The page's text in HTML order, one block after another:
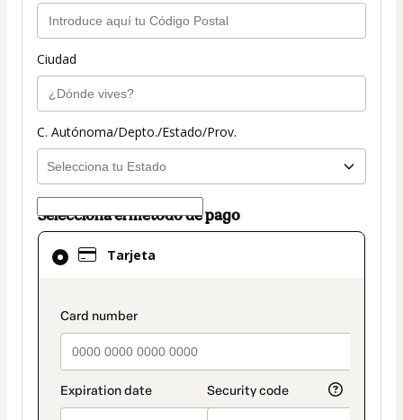
Ciudad
C. Autónoma/Depto./Estado/Prov.
Selecciona el método de pago
Tarjeta
payment_data.section_title_v2
El
método
seleccionado
Tarjeta